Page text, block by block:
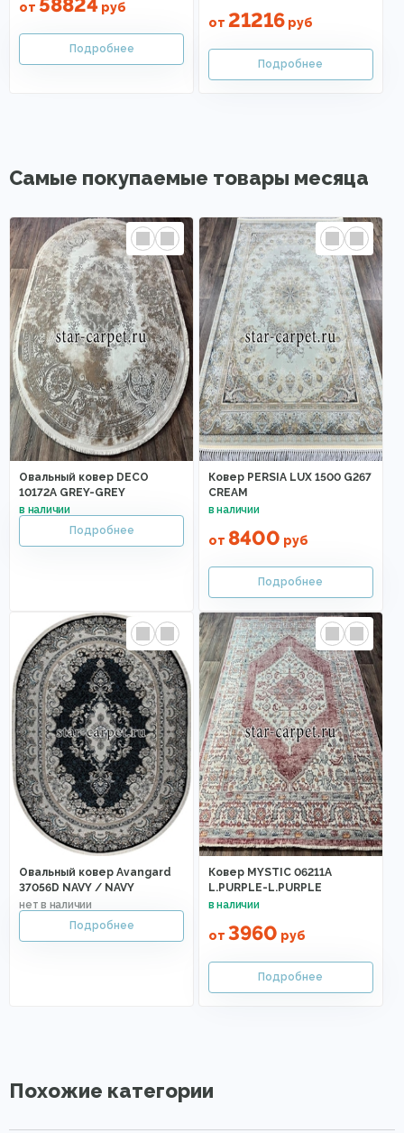
от
руб
от 21216руб
Самые покупаемые товары месяца
Овальный ковер DECO
10172A GREY-GREY
Ковер PERSIA LUX 1500 G267
CREAM
от 8400 руб
Овальный ковер Avangard
37056D NAVY / NAVY
Ковер MYSTIC 06211A
L.PURPLE-L.PURPLE
от 3960 руб
Похожие категории